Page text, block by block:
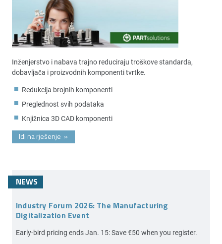
Inženjerstvo i nabava trajno reduciraju troškove standarda,
dobavljača i proizvodnih komponenti tvrtke.
Redukcija brojnih komponenti
Preglednost svih podataka
Knjižnica 3D CAD komponenti
Idi na rješenje »
NEWS
Industry Forum 2026: The Manufacturing
Digitalization Event
Early-bird pricing ends Jan. 15: Save €50 when you register.